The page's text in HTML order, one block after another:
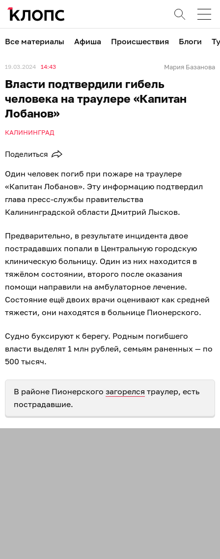
Все материалы Афиша Происшествия Блоги
19.03.2024 14:43 Мария Базанова
Власти подтвердили гибель
человека на траулере «Капитан
Лобанов»
КАЛИНИНГРАД
Поделиться
Один человек погиб при пожаре на траулере
«Капитан Лобанов». Эту информацию подтвердил
глава пресс-службы правительства
Калининградской области Дмитрий Лысков.
Предварительно, в результате инцидента двое
пострадавших попали в Центральную городскую
клиническую больницу. Один из них находится в
тяжёлом состоянии, второго после оказания
помощи направили на амбулаторное лечение.
Состояние ещё двоих врачи оценивают как средней
тяжести, они находятся в больнице Пионерского.
Судно буксируют к берегу. Родным погибшего
власти выделят 1 млн рублей, семьям раненных — по
500 тысяч.
В районе Пионерского загорелся траулер, есть
пострадавшие.